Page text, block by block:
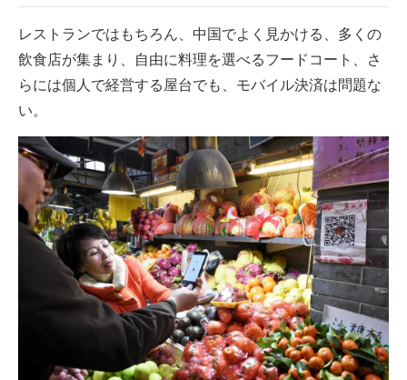
レストランではもちろん、中国でよく見かける、多くの
飲食店が集まり、自由に料理を選べるフードコート、さ
らには個人で経営する屋台でも、モバイル決済は問題な
い。